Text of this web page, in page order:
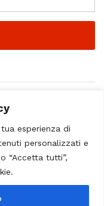
esperienza di
personalizzati e
“Accetta tutti”,
Reserved